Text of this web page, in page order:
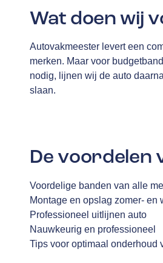
Wat doen wij
Autovakmeester levert een
merken. Maar voor
nodig, lijnen wij de auto
slaan.
De voordelen
Voordelige banden van alle
Montage en opslag zomer- en
Professioneel uitlijnen auto
Nauwkeurig en professioneel
Tips voor optimaal onderhoud